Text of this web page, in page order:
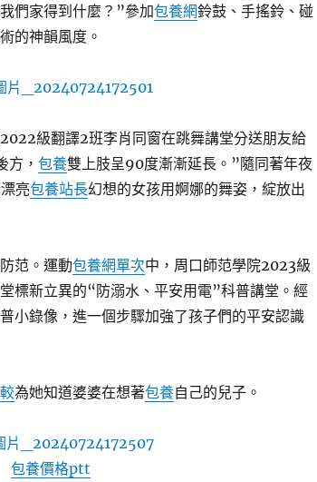
們家得到什麼？”參加包養網鈴鼓、手搖鈴、碰
的神韻風度。
級翻譯2班李肖同窗在跳舞講堂分送朋友給
方，包養雙上肢呈90度漸漸延長。”隨同著年夜
亮包養站長幻想的女孩用婀娜的舞姿，綻放出
范。運動包養網單次中，周口師范學院2023級
標新立異的“防溺水、平安用電”科普講堂。經
小錄像，進一個步驟加強了孩子們的平安認識
為她知道婆婆在想著包養自己的兒子。
包養價格ptt